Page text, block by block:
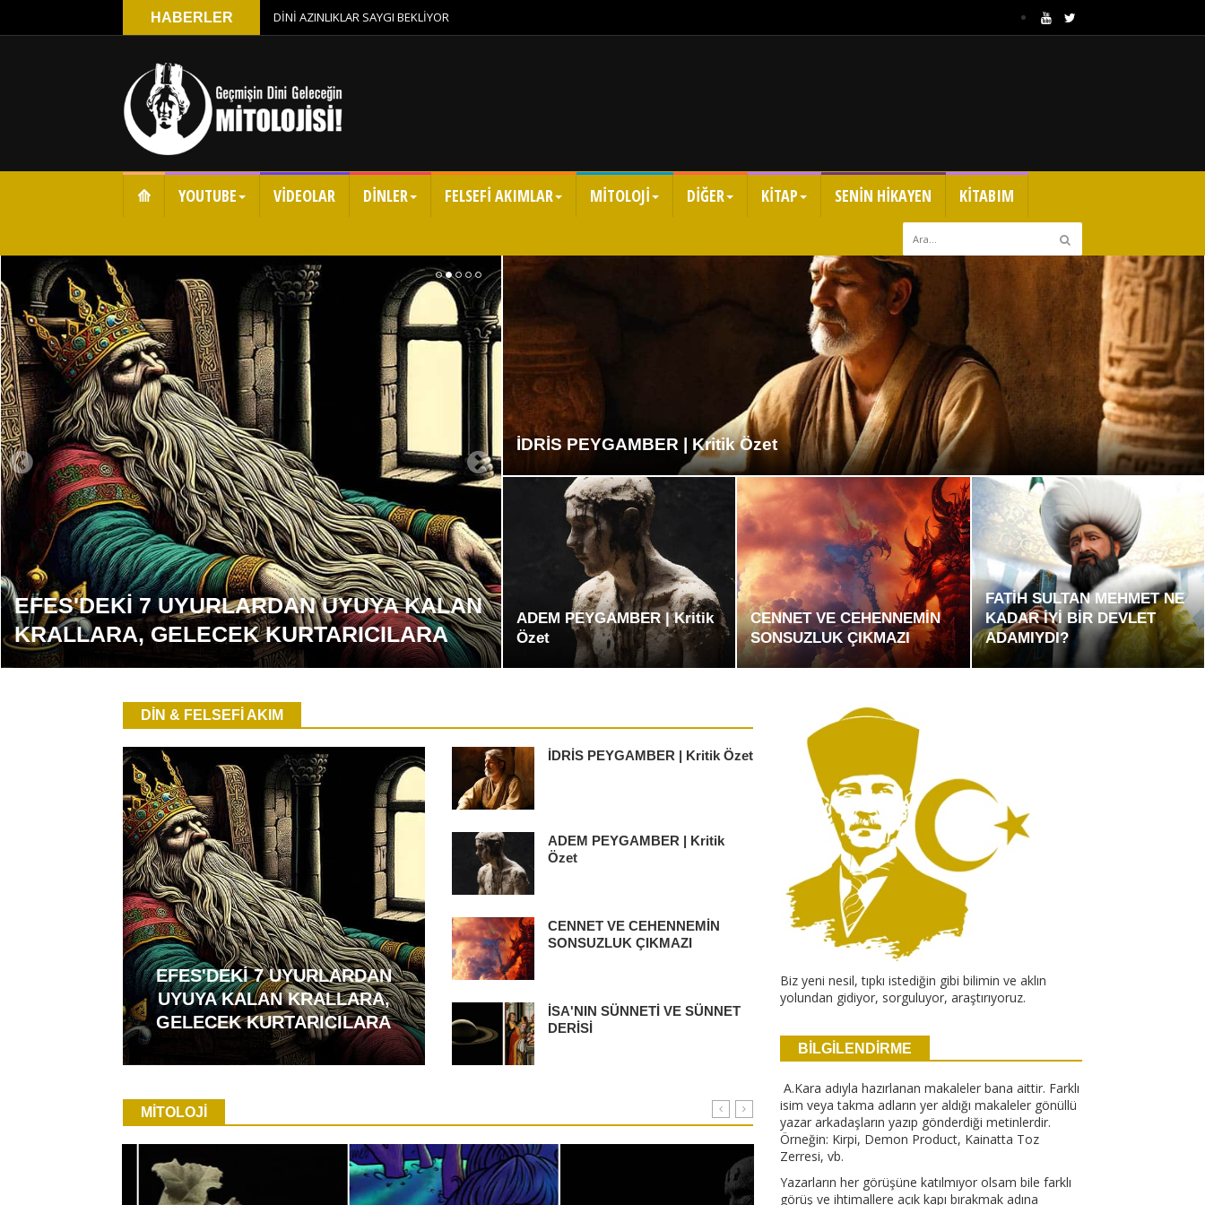
HABERLER DİNİ AZINLIKLAR SAYGI BEKLİYOR
⟰ YOUTUBE VİDEOLAR DİNLER FELSEFİ AKIMLAR MİTOLOJİ DİĞER KİTAP SENİN HİKAYEN KİTABIM
EFES'DEKİ 7 UYURLARDAN UYUYA KALAN
KRALLARA, GELECEK KURTARICILARA
İDRİS PEYGAMBER | Kritik Özet
ADEM PEYGAMBER | Kritik
Özet
CENNET VE CEHENNEMİN
SONSUZLUK ÇIKMAZI
FATİH SULTAN MEHMET NE
KADAR İYİ BİR DEVLET
ADAMIYDI?
DİN & FELSEFİ AKIM
EFES'DEKİ 7 UYURLARDAN
UYUYA KALAN KRALLARA,
GELECEK KURTARICILARA
İDRİS PEYGAMBER | Kritik Özet
ADEM PEYGAMBER | Kritik
Özet
CENNET VE CEHENNEMİN
SONSUZLUK ÇIKMAZI
İSA'NIN SÜNNETİ VE SÜNNET
DERİSİ
MİTOLOJİ
Biz yeni nesil, tıpkı istediğin gibi bilimin ve aklın
yolundan gidiyor, sorguluyor, araştırıyoruz.
BİLGİLENDİRME
A.Kara adıyla hazırlanan makaleler bana aittir. Farklı
isim veya takma adların yer aldığı makaleler gönüllü
yazar arkadaşların yazıp gönderdiği metinlerdir.
Örneğin: Kirpi, Demon Product, Kainatta Toz
Zerresi, vb.
Yazarların her görüşüne katılmıyor olsam bile farklı
görüş ve ihtimallere açık kapı bırakmak adına